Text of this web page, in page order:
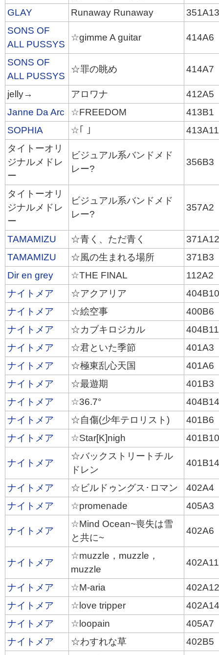
GLAY
Runaway Runaway
SONS OF
ALL PUSSYS
☆gimme A guitar 414A6
SONS OF
ALL PUSSYS
☆罪の眺め 414A7
jelly→ アロワナ
412A5
Janne Da Arc
☆FREEDOM
413B1
SOPHIA
☆｢ ｣
413A11
タイトーオリ
ジナルメドレ
ー
ビジュアル系バンドメド
レー?
356B3
タイトーオリ
ジナルメドレ
ー
ビジュアル系バンドメド
レー?
357A2
TAMAMIZU ☆青く、ただ青く
TAMAMIZU
☆風の生まれる場所
371B3
Dir en grey
☆THE FINAL
112A2
ナイトメア
☆アクアリア
ナイトメア
☆絵空事
400B6
ナイトメア
☆カブキロジカル
404B11
ナイトメア
☆君といた季節
401A3
ナイトメア
☆極東乱心天国
401A6
ナイトメア
☆最遊期
401B3
ナイトメア
☆36.7°
ナイトメア
☆自傷(少年テロリスト)
401B6
ナイトメア
☆Star[K]nigh
ナイトメア
☆バックストリートチル
ドレン
ナイトメア ☆ビルドゥングス･ロマン
402A4
ナイトメア
☆promenade 405A3
ナイトメア
☆Mind Ocean~喪失は雪
と共に~
402A6
ナイトメア
☆muzzle，muzzle，
muzzle
402A11
ナイトメア ☆M-aria
ナイトメア
☆love tripper
ナイトメア
☆loopain
405A7
ナイトメア
☆わすれな草
402B5